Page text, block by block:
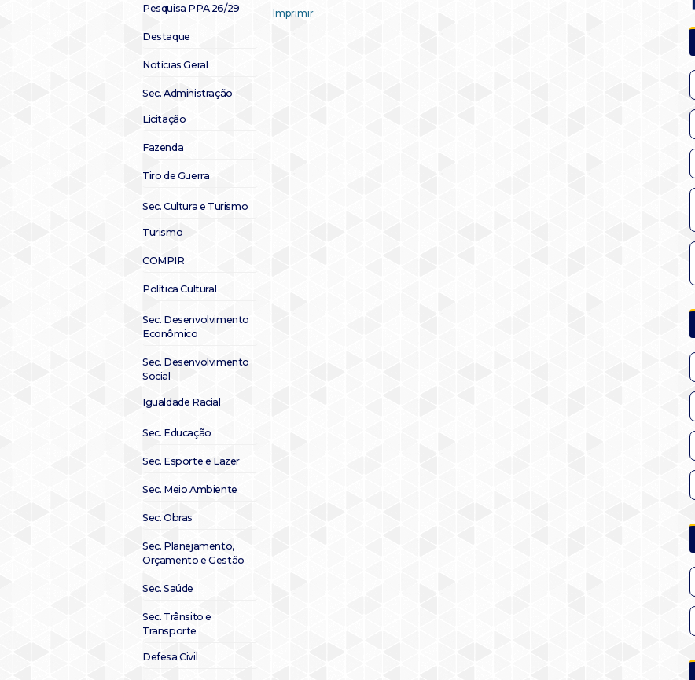
Pesquisa PPA 26/29
Destaque
Notícias Geral
Sec. Administração
Licitação
Fazenda
Tiro de Guerra
Sec. Cultura e Turismo
Turismo
COMPIR
Política Cultural
Sec. Desenvolvimento
Econômico
Sec. Desenvolvimento
Social
Igualdade Racial
Sec. Educação
Sec. Esporte e Lazer
Sec. Meio Ambiente
Sec. Obras
Sec. Planejamento,
Orçamento e Gestão
Sec. Saúde
Sec. Trânsito e
Transporte
Defesa Civil
Imprimir